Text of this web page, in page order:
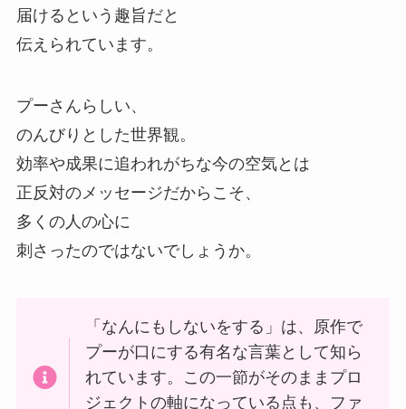
届けるという趣旨だと
伝えられています。
プーさんらしい、
のんびりとした世界観。
効率や成果に追われがちな今の空気とは
正反対のメッセージだからこそ、
多くの人の心に
刺さったのではないでしょうか。
「なんにもしないをする」は、原作で
プーが口にする有名な言葉として知ら
れています。この一節がそのままプロ
ジェクトの軸になっている点も、ファ